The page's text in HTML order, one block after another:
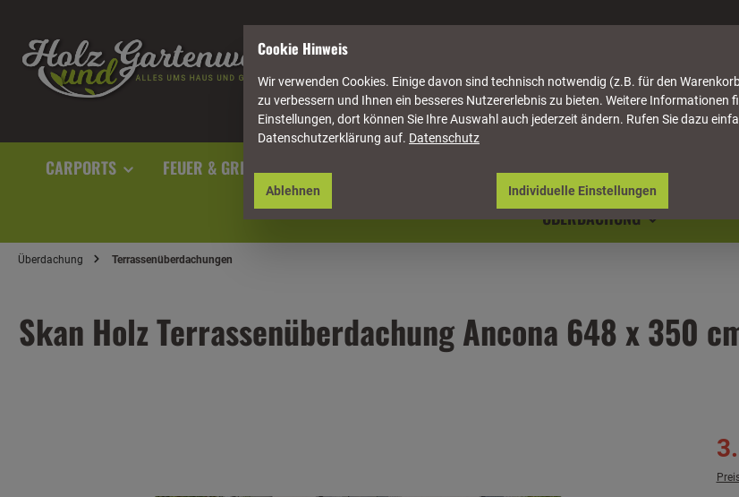
CARPORTS FEUER & GRILL GARTENAUSSTATTUNG HÄUSER & PAVILLONS
ÜBERDACHUNG
Überdachung Terrassenüberdachungen
Skan Holz Terrassenüberdachung Ancona 648 x 350
Cookie Hinweis
Wir verwenden Cookies. Einige davon sind technisch notwendig (z.B. für den
zu verbessern und Ihnen ein besseres Nutzererlebnis zu bieten. Weitere Informationen
Einstellungen, dort können Sie Ihre Auswahl auch jederzeit ändern. Rufen Sie dazu
Datenschutzerklärung auf. Datenschutz
Individuelle Einstellungen
Ablehnen